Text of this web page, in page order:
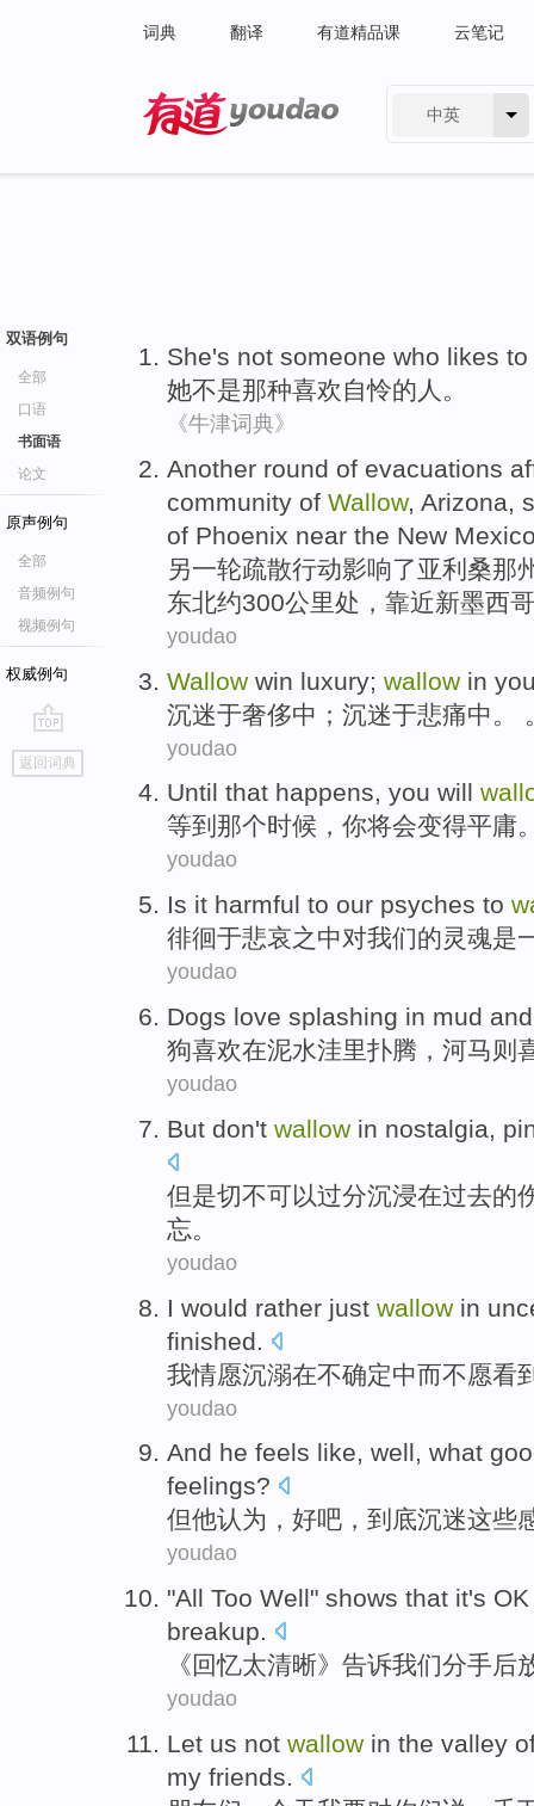
词典 翻译 有道精品课 云笔记
中英
双语例句
全部
口语
书面语
论文
原声例句
全部
音频例句
视频例句
权威例句
go
top
返回词典
She's not someone who likes to
她不是那种喜欢 自怜的人。
《牛津词典》
Another round of evacuations
community of Wallow, Arizona,
of Phoenix near the New
另一轮疏散行动影响了亚利桑那
东北约300公里处 ， 靠近新墨西
youdao
Wallow win luxury; wallow in
沉迷于奢侈中；沉迷于悲痛中。
youdao
Until that happens, you will
等到 那个时候 ， 你将会变得平庸
youdao
Is it harmful to our psyches to
徘徊于悲哀之中对我们的灵魂是
youdao
Dogs love splashing in mud
狗喜欢在泥水洼里扑腾， 河马则
youdao
But don't wallow in nostalgia,
但是切不可以过分沉浸在过去的
忘。
youdao
I would rather just wallow in
finished
我情愿沉溺在不确定中而不愿看
youdao
And he feels like, well, what
feelings?
但他认为 ， 好吧 ， 到底沉迷这些
youdao
"All Too Well" shows that it's
breakup.
《回忆太清晰》 告诉我们分手后
youdao
Let us not wallow in the valley
my friends.